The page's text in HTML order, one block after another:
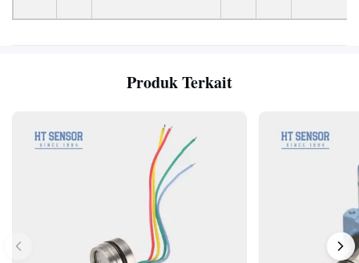
Produk Terkait